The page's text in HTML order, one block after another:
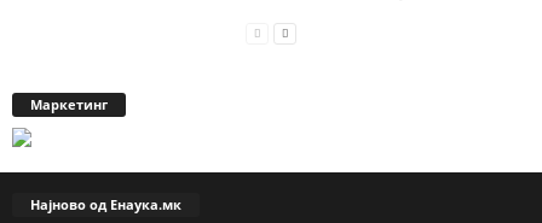
Маркетинг
Најново од Енаука.мк